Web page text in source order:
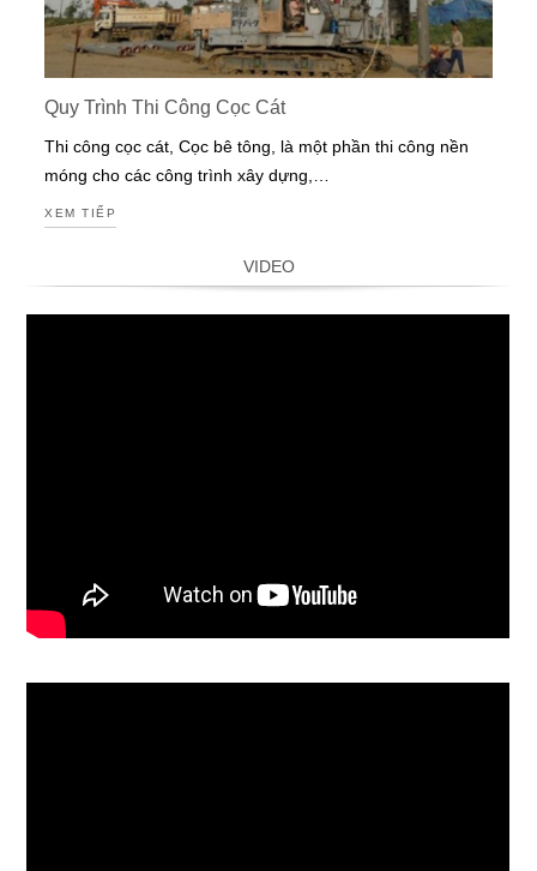
Quy Trình Thi Công Cọc Cát
Thi công cọc cát, Cọc bê tông, là một phần thi công nền
móng cho các công trình xây dựng,…
XEM TIẾP
VIDEO